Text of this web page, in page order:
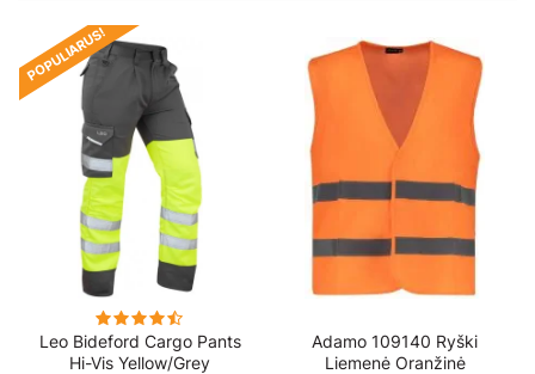
Leo Bideford Cargo Pants
Hi-Vis Yellow/Grey
POPULIARUS!
Adamo 109140 Ryški
Liemenė Oranžinė